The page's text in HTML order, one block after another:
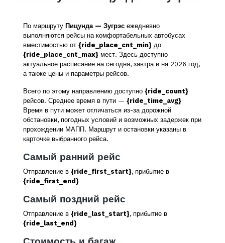
По маршруту Пицунда — Зугрэс ежедневно
выполняются рейсы на комфортабельных автобусах
вместимостью от {ride_place_cnt_min} до
{ride_place_cnt_max} мест. Здесь доступно
актуальное расписание на сегодня, завтра и на 2026 год,
а также цены и параметры рейсов.
Всего по этому направлению доступно {ride_count}
рейсов. Среднее время в пути — {ride_time_avg}
Время в пути может отличаться из-за дорожной
обстановки, погодных условий и возможных задержек при
прохождении МАПП. Маршрут и остановки указаны в
карточке выбранного рейса.
Самый ранний рейс
Отправление в {ride_first_start}, прибытие в
{ride_first_end}
Самый поздний рейс
Отправление в {ride_last_start}, прибытие в
{ride_last_end}